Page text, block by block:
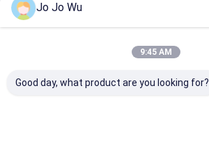
Produtos Recomendados
Jo Jo Wu
9:45 AM
Good day, what product are you looking for?